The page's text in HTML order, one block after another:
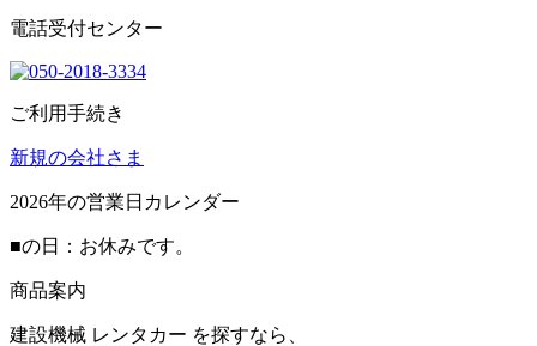
電話受付センター
ご利用手続き
新規の会社さま
2026年の営業日カレンダー
■の日：お休みです。
商品案内
建設機械 レンタカー を探すなら、